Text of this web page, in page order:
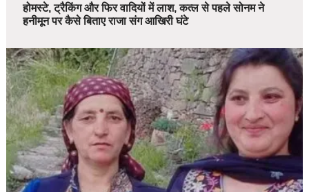
होमस्टे, ट्रैकिंग और फिर वादियों में लाश, कत्ल से पहले सोनम ने
हनीमून पर कैसे बिताए राजा संग आखिरी घंटे